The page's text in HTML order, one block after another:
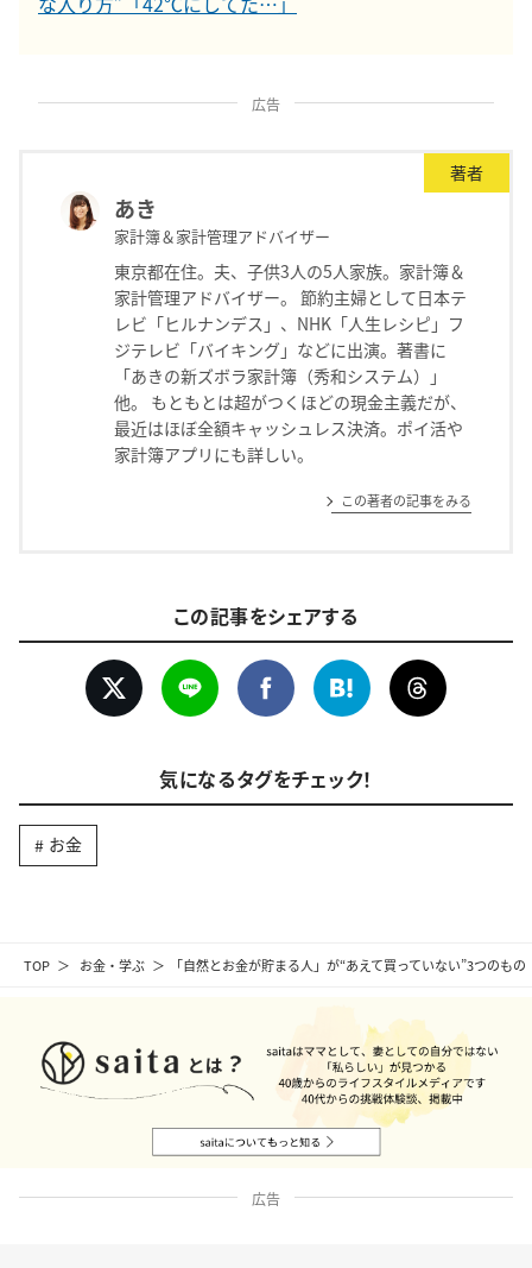
TOP お金・学ぶ 「自然とお金が貯まる人」が“あえて買っていない”3つのもの
広告
著者
あき
家計簿＆家計管理アドバイザー
東京都在住。夫、子供3人の5人家族。家計簿＆
家計管理アドバイザー。 節約主婦として日本テ
レビ「ヒルナンデス」、NHK「人生レシピ」フ
ジテレビ「バイキング」などに出演。著書に
「あきの新ズボラ家計簿（秀和システム）」
他。 もともとは超がつくほどの現金主義だが、
最近はほぼ全額キャッシュレス決済。ポイ活や
家計簿アプリにも詳しい。
この著者の記事をみる
この記事をシェアする
気になるタグをチェック！
お金
広告